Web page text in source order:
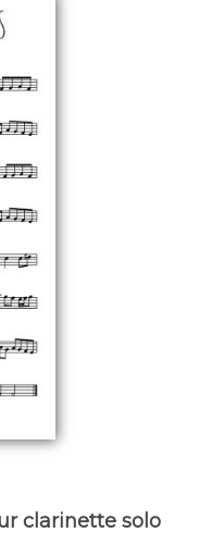
clarinette solo